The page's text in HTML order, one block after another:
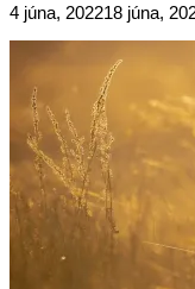
4 júna, 202218 júna,